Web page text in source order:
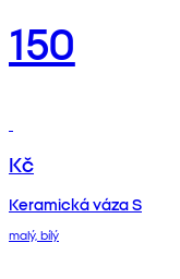
150
Kč
Keramická váza S
malý, bílý